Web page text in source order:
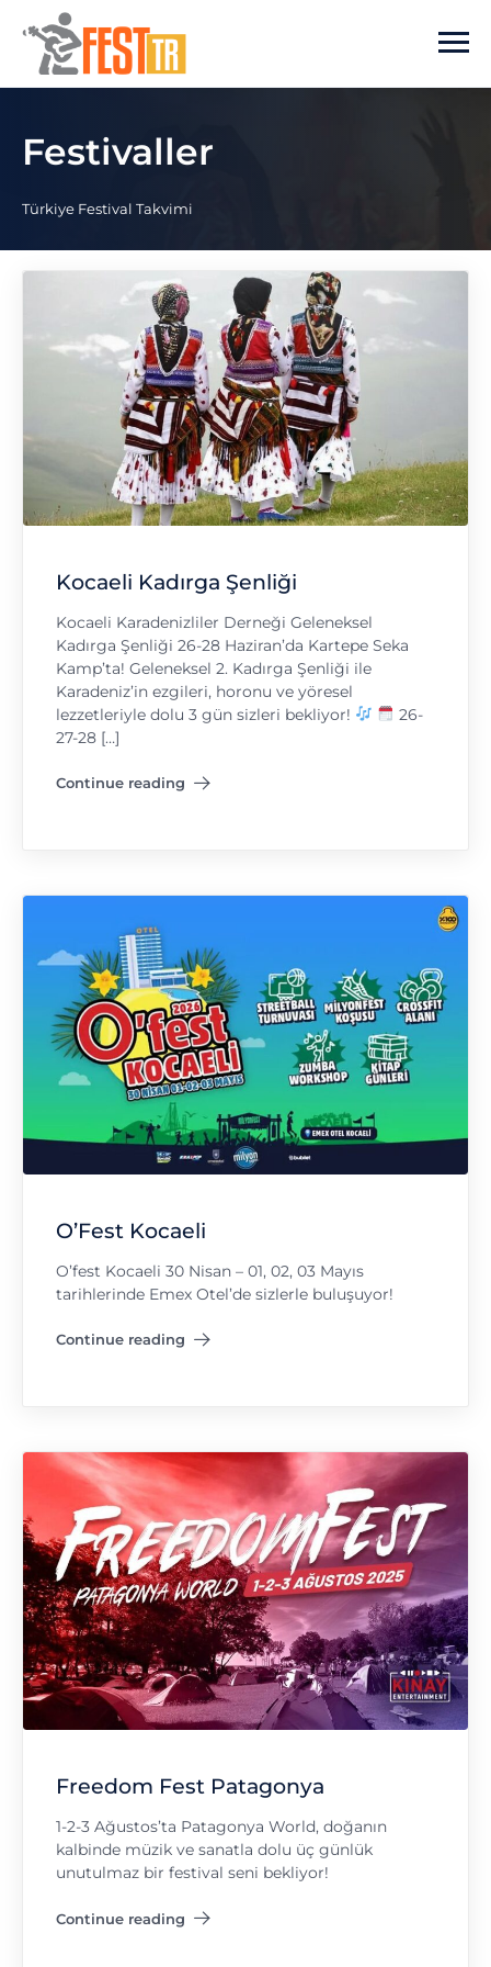
Ana içeriğe atla
Festivaller
Türkiye Festival Takvimi
Kocaeli Kadırga Şenliği
Kocaeli Karadenizliler Derneği Geleneksel
Kadırga Şenliği 26-28 Haziran’da Kartepe Seka
Kamp’ta! Geleneksel 2. Kadırga Şenliği ile
Karadeniz’in ezgileri, horonu ve yöresel
lezzetleriyle dolu 3 gün sizleri bekliyor!
26-
27-28 […]
Continue reading
"Kocaeli Kadırga Şenliği"
O’Fest Kocaeli
O’fest Kocaeli 30 Nisan – 01, 02, 03 Mayıs
tarihlerinde Emex Otel’de sizlerle buluşuyor!
Continue reading
"O’Fest Kocaeli"
Freedom Fest Patagonya
1-2-3 Ağustos’ta Patagonya World, doğanın
kalbinde müzik ve sanatla dolu üç günlük
unutulmaz bir festival seni bekliyor!
Continue reading
"Freedom Fest Patagonya"